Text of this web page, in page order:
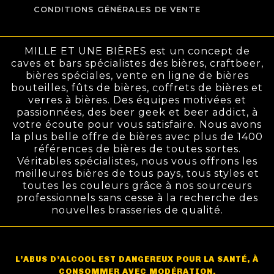
CONDITIONS GÉNÉRALES DE VENTE
MILLE ET UNE BIÈRES est un concept de
caves et bars spécialistes des bières, craftbeer,
bières spéciales, vente en ligne de bières
bouteilles, fûts de bières, coffrets de bières et
verres à bières. Des équipes motivées et
passionnées, des beer geek et beer addict, à
votre écoute pour vous satisfaire. Nous avons
la plus belle offre de bières avec plus de 1400
références de bières de toutes sortes.
Véritables spécialistes, nous vous offrons les
meilleures bières de tous pays, tous styles et
toutes les couleurs grâce à nos sourceurs
professionnels sans cesse à la recherche des
nouvelles brasseries de qualité.
L’ABUS D’ALCOOL EST DANGEREUX POUR LA SANTÉ, À
CONSOMMER AVEC MODÉRATION.